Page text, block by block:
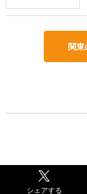
関東
シェアする